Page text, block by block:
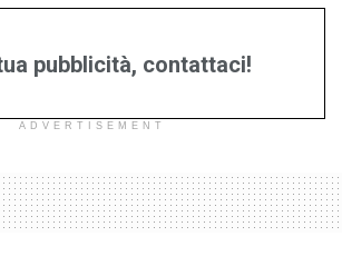
pubblicità, contattaci!
ADVERTISEMENT